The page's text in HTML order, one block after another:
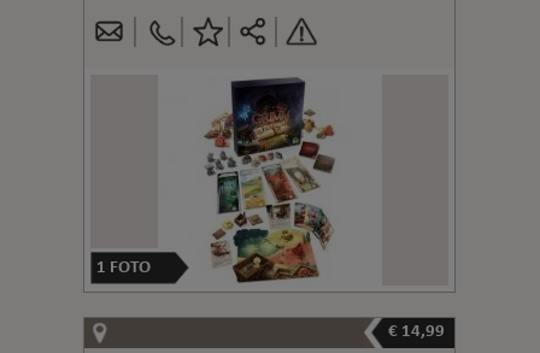
1 FOTO
€ 14,99